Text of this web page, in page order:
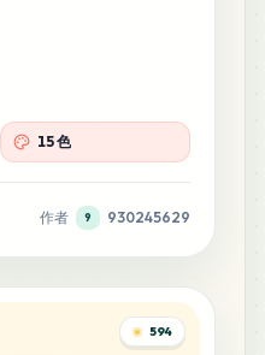
15 色
作者 9 930245629
594